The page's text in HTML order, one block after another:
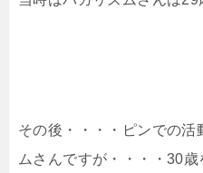
その後・・・・ピンでの活
ムさんですが・・・・30